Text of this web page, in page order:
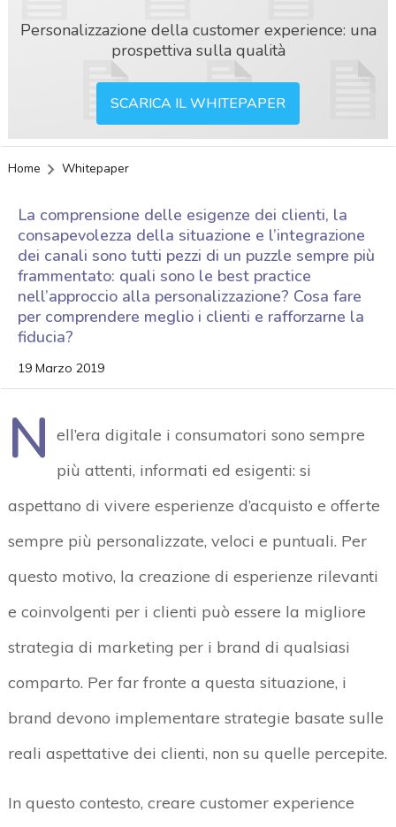
Personalizzazione della customer experience: una
prospettiva sulla qualità
SCARICA IL WHITEPAPER
Home Whitepaper
La comprensione delle esigenze dei clienti, la
consapevolezza della situazione e l’integrazione
dei canali sono tutti pezzi di un puzzle sempre più
frammentato: quali sono le best practice
nell’approccio alla personalizzazione? Cosa fare
per comprendere meglio i clienti e rafforzarne la
fiducia?
19 Marzo 2019
N ell’era digitale i consumatori sono sempre
più attenti, informati ed esigenti: si
aspettano di vivere esperienze d’acquisto e offerte
sempre più personalizzate, veloci e puntuali. Per
questo motivo, la creazione di esperienze rilevanti
e coinvolgenti per i clienti può essere la migliore
strategia di marketing per i brand di qualsiasi
comparto. Per far fronte a questa situazione, i
brand devono implementare strategie basate sulle
reali aspettative dei clienti, non su quelle percepite.
In questo contesto, creare customer experience